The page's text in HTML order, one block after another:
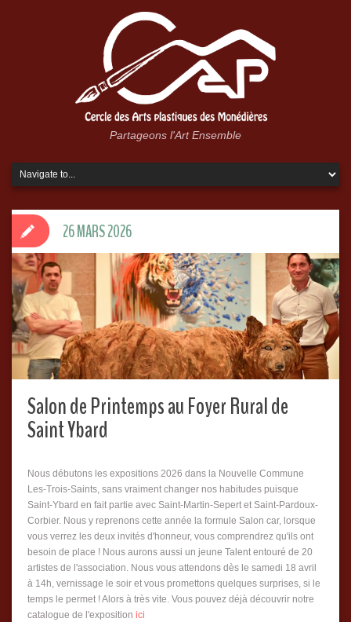
Partageons l'Art Ensemble
Salon de Printemps au Foyer Rural de
Saint Ybard
Nous débutons les expositions 2026 dans la Nouvelle Commune
Les-Trois-Saints, sans vraiment changer nos habitudes puisque
Saint-Ybard en fait partie avec Saint-Martin-Sepert et Saint-Pardoux-
Corbier. Nous y reprenons cette année la formule Salon car, lorsque
vous verrez les deux invités d'honneur, vous comprendrez qu'ils ont
besoin de place ! Nous aurons aussi un jeune Talent entouré de 20
artistes de l'association. Nous vous attendons dès le samedi 18 avril
à 14h, vernissage le soir et vous promettons quelques surprises, si le
temps le permet ! Alors à très vite. Vous pouvez déjà découvrir notre
catalogue de l'exposition ici
26 MARS 2026